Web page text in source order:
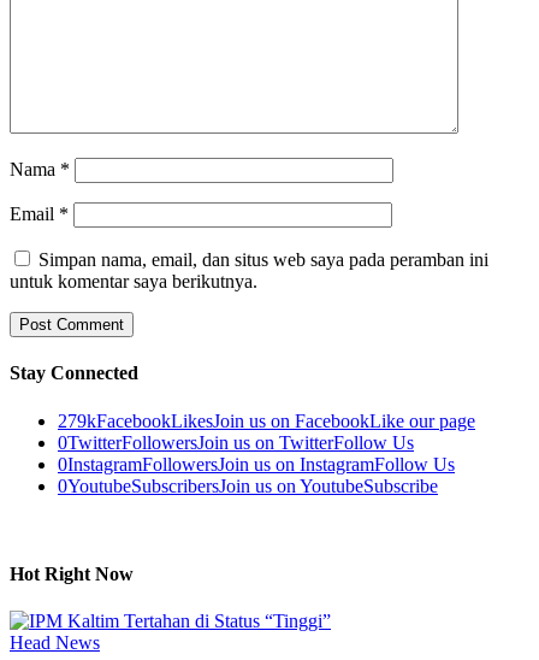
Nama *
Email *
Simpan nama, email, dan situs web saya pada peramban ini
untuk komentar saya berikutnya.
Stay Connected
279kFacebookLikesJoin us on FacebookLike our page
0TwitterFollowersJoin us on TwitterFollow Us
0InstagramFollowersJoin us on InstagramFollow Us
0YoutubeSubscribersJoin us on YoutubeSubscribe
Hot Right Now
Head News